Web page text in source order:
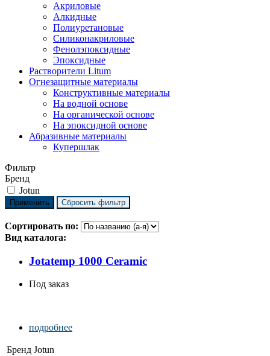
Акриловые
Алкидные
Полиуретановые
Силиконакриловые
Фенолэпоксидные
Эпоксидные
Растворители Litum
Огнезащитные материалы
Конструктивные материалы
На водной основе
На органической основе
На эпоксидной основе
Абразивные материалы
Купершлак
Фильтр
Бренд
Jotun
Сортировать по:
Вид каталога:
Jotatemp 1000 Ceramic
Под заказ
подробнее
Бренд Jotun